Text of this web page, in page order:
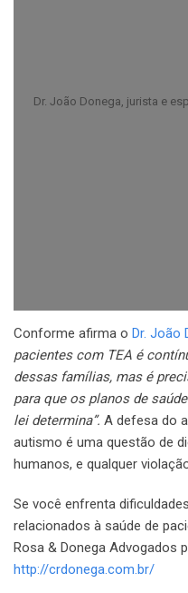
Dr. João Donega, jurista e
Conforme afirma o Dr. João
pacientes com TEA é
dessas famílias, mas é
para que os planos de
lei determina”. A defesa do
autismo é uma questão de
humanos, e qualquer
Se você enfrenta
relacionados à saúde de
Rosa & Donega Advogados
http://crdonega.com.br/